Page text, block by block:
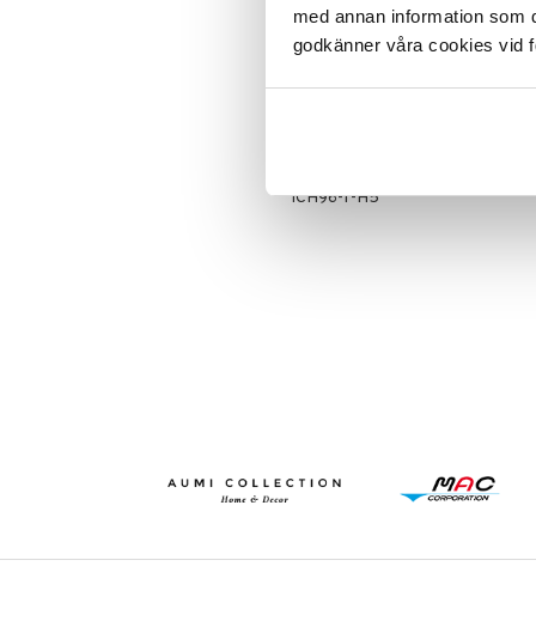
med annan information som
godkänner våra cookies vid
Materiaali: Ruostumaton teräs
ICH96-1-H5